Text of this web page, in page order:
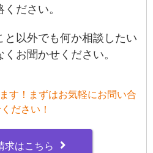
ださい。
と以外でも何か相談したい
お聞かせください。
す！まずはお気軽にお問い合
ださい！
求はこちら